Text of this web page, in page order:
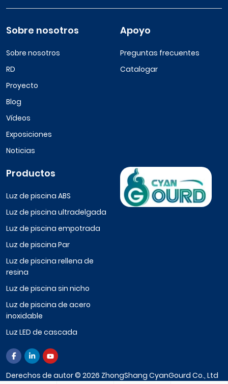
Sobre nosotros
Sobre nosotros
RD
Proyecto
Blog
Vídeos
Exposiciones
Noticias
Apoyo
Preguntas frecuentes
Catalogar
Productos
Luz de piscina ABS
Luz de piscina ultradelgada
Luz de piscina empotrada
Luz de piscina Par
Luz de piscina rellena de
resina
Luz de piscina sin nicho
Luz de piscina de acero
inoxidable
Luz LED de cascada
Derechos de autor © 2026 ZhongShang CyanGourd Co., Ltd